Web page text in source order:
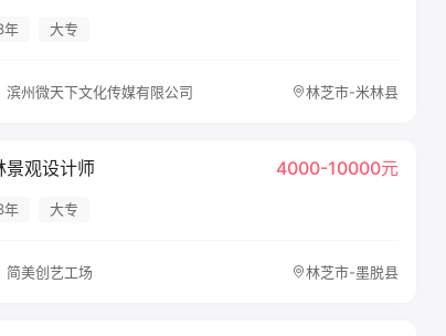
年 大专
滨州微天下文化传媒有限公司 林芝市-米林县
景观设计师 4000-10000元
年 大专
简美创艺工场 林芝市-墨脱县